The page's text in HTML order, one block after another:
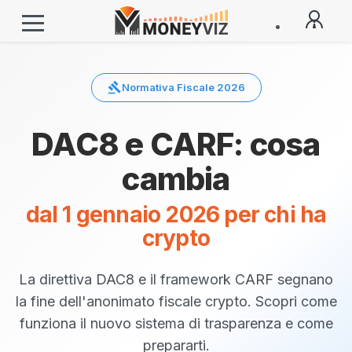
gavelNormativa Fiscale 2026
DAC8 e CARF: cosa
cambia
dal 1 gennaio 2026 per chi ha
crypto
La direttiva DAC8 e il framework CARF segnano
la fine dell'anonimato fiscale crypto. Scopri come
funziona il nuovo sistema di trasparenza e come
prepararti.
Fiscangelo AI